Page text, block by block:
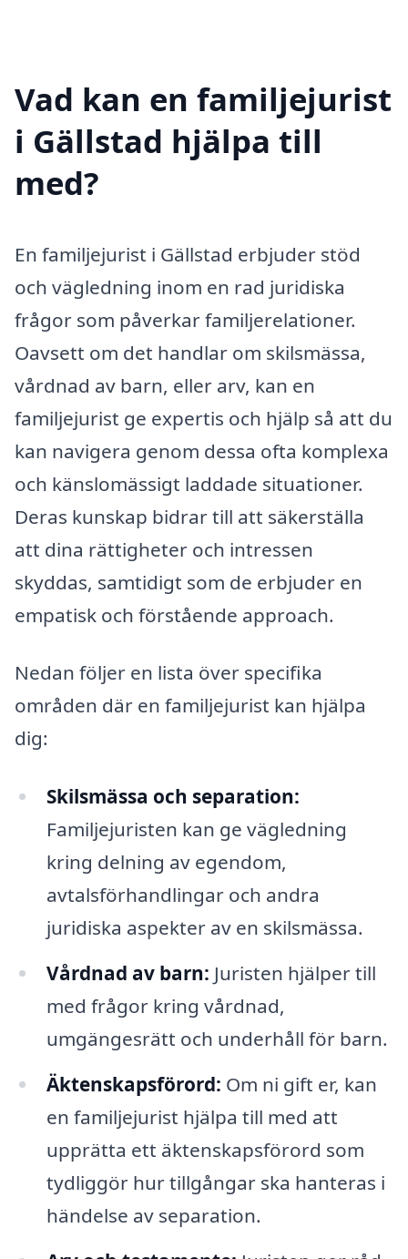
Vad kan en familjejurist
i Gällstad hjälpa till
med?
En familjejurist i Gällstad erbjuder stöd
och vägledning inom en rad juridiska
frågor som påverkar familjerelationer.
Oavsett om det handlar om skilsmässa,
vårdnad av barn, eller arv, kan en
familjejurist ge expertis och hjälp så att du
kan navigera genom dessa ofta komplexa
och känslomässigt laddade situationer.
Deras kunskap bidrar till att säkerställa
att dina rättigheter och intressen
skyddas, samtidigt som de erbjuder en
empatisk och förstående approach.
Nedan följer en lista över specifika
områden där en familjejurist kan hjälpa
dig:
Skilsmässa och separation:
Familjejuristen kan ge vägledning
kring delning av egendom,
avtalsförhandlingar och andra
juridiska aspekter av en skilsmässa.
Vårdnad av barn: Juristen hjälper till
med frågor kring vårdnad,
umgängesrätt och underhåll för barn.
Äktenskapsförord: Om ni gift er, kan
en familjejurist hjälpa till med att
upprätta ett äktenskapsförord som
tydliggör hur tillgångar ska hanteras i
händelse av separation.